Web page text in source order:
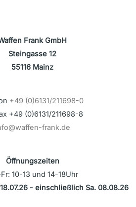
Frank GmbH
Steingasse 12
55116 Mainz
+49 (0)6131/211698-0
+49 (0)6131/211698-8
frank.de
Öffnungszeiten
10-13 und 14-18Uhr
- einschließlich Sa. 08.08.26